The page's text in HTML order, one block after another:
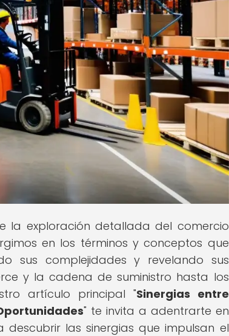
la exploración detallada del comercio
en los términos y conceptos que
sus complejidades y revelando sus
y la cadena de suministro hasta los
artículo principal "Sinergias entre
" te invita a adentrarte en
descubrir las sinergias que impulsan el